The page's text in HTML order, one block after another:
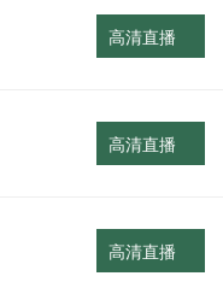
高清直播
高清直播
高清直播